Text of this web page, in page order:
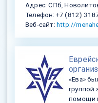
Адрес: СПб,
Телефон: +7 (812)
Веб-сайт: http://
«Ева»
группой
помощи